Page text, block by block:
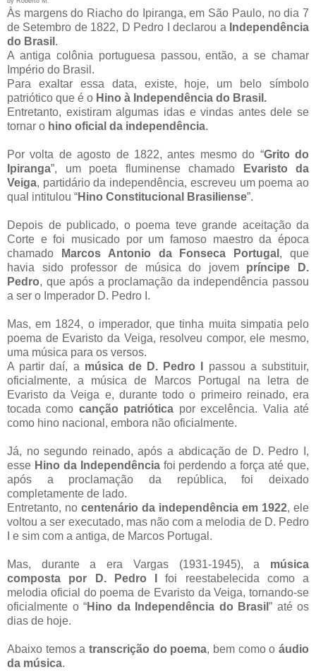
Às margens do Riacho do Ipiranga, em São Paulo, no dia 7
de Setembro de 1822, D Pedro I declarou a Independência
do Brasil .
A antiga colônia portuguesa passou, então, a se chamar
Império do Brasil.
Para exaltar essa data, existe, hoje, um belo símbolo
patriótico que é o Hino à Independência do Brasil.
Entretanto, existiram algumas idas e vindas antes dele se
tornar o hino oficial da independência.
Por volta de agosto de 1822, antes mesmo do “Grito do
Ipiranga”, um poeta fluminense chamado
Evaristo da
Veiga, partidário da independência, escreveu um poema ao
qual intitulou “Hino Constitucional Brasiliense”.
Depois de publicado, o poema teve grande aceitação da
Corte e foi musicado por um famoso maestro da época
chamado
Marcos Antonio da Fonseca Portugal , que
havia sido professor de música do jovem príncipe D.
Pedro, que após a proclamação da independência passou
a ser o Imperador D. Pedro I.
Mas, em 1824, o imperador, que tinha muita simpatia pelo
poema de Evaristo da Veiga, resolveu compor, ele mesmo,
uma música para os versos.
A partir daí, a música de D. Pedro I passou a substituir,
oficialmente, a música de Marcos Portugal na letra de
Evaristo da Veiga e, durante todo o primeiro reinado, era
tocada como canção patriótica por excelência. Valia até
como hino nacional, embora não oficialmente.
Já, no segundo reinado, após a abdicação de D. Pedro I,
esse Hino da Independênciafoi perdendo a força até que,
após a proclamação da república, foi deixado
completamente de lado.
Entretanto, no centenário da independência em 1922, ele
voltou a ser executado, mas não com a melodia de D. Pedro
I e sim com a antiga, de Marcos Portugal.
Mas, durante a era Vargas (1931-1945), a música
composta por D. Pedro I
foi reestabelecida como a
melodia oficial do poema de Evaristo da Veiga, tornando-se
oficialmente o “Hino da Independência do Brasil ” até os
dias de hoje.
Abaixo temos a transcrição do poema, bem como oáudio
da música.